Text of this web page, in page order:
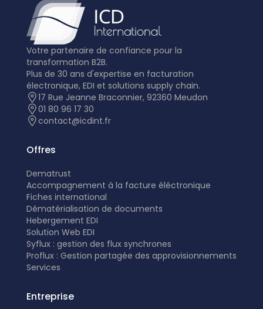
Votre partenaire de confiance pour la
transformation B2B.
Plus de 30 ans d'expertise en facturation
électronique, EDI et solutions supply chain.
17 Rue Jeanne Braconnier, 92360 Meudon
01 80 96 17 30
contact@icdint.fr
Offres
Dematrust
Accompagnement à la facture éléctronique
Fiches international
Dématérialisation de documents
Hebergement EDI
Solution Web EDI
Syflux : gestion des flux synchrones
Proflux : Gestion partagée des approvisionnements
Services
Entreprise